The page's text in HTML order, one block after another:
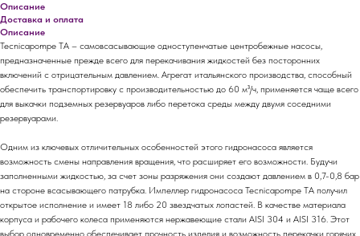
Описание
Доставка и оплата
Описание
Tecnicapompe TA – самовсасывающие одноступенчатые центробежные насосы,
предназначенные прежде всего для перекачивания жидкостей без посторонних
включений с отрицательным давлением. Агрегат итальянского производства, способный
обеспечить транспортировку с производительностью до 60 м³/ч, применяется чаще всего
для выкачки подземных резервуаров либо перетока среды между двумя соседними
резервуарами.
Одним из ключевых отличительных особенностей этого гидронасоса является
возможность смены направления вращения, что расширяет его возможности. Будучи
заполненными жидкостью, за счет зоны разряжения они создают давлением в 0,7-0,8 бар
на стороне всасывающего патрубка. Импеллер гидронасоса Tecnicapompe TA получил
открытое исполнение и имеет 18 либо 20 звездчатых лопастей. В качестве материала
корпуса и рабочего колеса применяются нержавеющие стали AISI 304 и AISI 316. Этот
выбор одновременно обеспечивает прочность изделия и возможность перекачки горячих